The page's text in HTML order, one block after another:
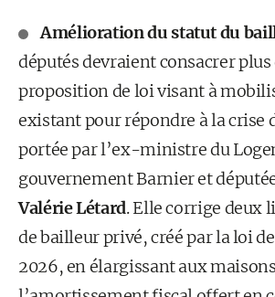
Amélioration du statut du
députés devraient consacrer plus
proposition de loi visant à
existant pour répondre à la crise
portée par l’ex-ministre du
gouvernement Barnier et
Valérie Létard. Elle corrige deux
de bailleur privé, créé par la loi
2026, en élargissant aux